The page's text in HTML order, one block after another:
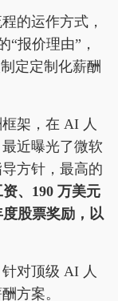
的运作方式，
报价理由”，
定定制化薪酬
架，在 AI 人
近曝光了微软
方针，最高的
、190 万美元
股票奖励，以
对顶级 AI 人
方案。